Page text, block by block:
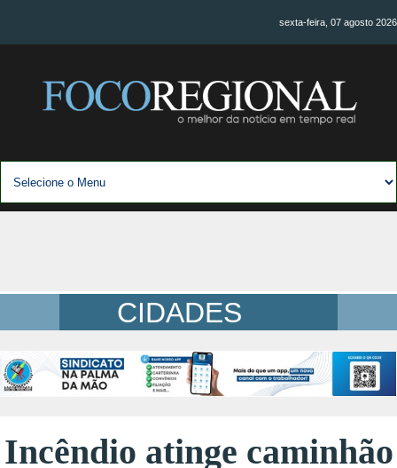
sexta-feira, 07 agosto 2026
CIDADES
Incêndio atinge caminhão